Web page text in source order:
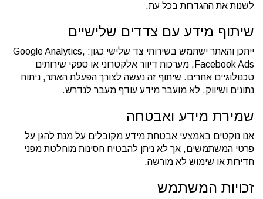
לשנות את ההגדרות בכל עת.
שיתוף מידע עם צדדים שלישיים
ייתכן והאתר ישתמש בשירותי צד שלישי כגון: Google Analytics,
Facebook Ads, מערכות דיוור אלקטרוני או ספקי שירותים
טכנולוגיים אחרים. שיתוף זה נעשה לצורך הפעלת האתר, ניתוח
נתונים ושיווק. לא מועבר מידע עודף מעבר לנדרש.
שמירת מידע ואבטחה
אנו נוקטים באמצעי אבטחת מידע מקובלים על מנת להגן על
פרטי המשתמשים, אך לא ניתן להבטיח חסינות מוחלטת מפני
חדירות או שימוש לא מורשה.
זכויות המשתמש